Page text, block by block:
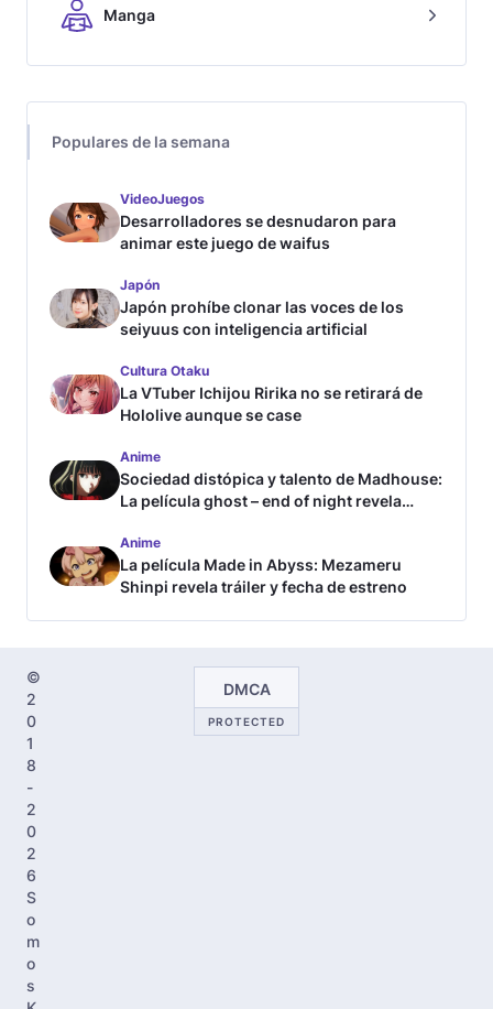
Manga
Populares de la semana
VideoJuegos
Desarrolladores se desnudaron para
animar este juego de waifus
Japón
Japón prohíbe clonar las voces de los
seiyuus con inteligencia artificial
Cultura Otaku
La VTuber Ichijou Ririka no se retirará de
Hololive aunque se case
Anime
Sociedad distópica y talento de Madhouse:
La película ghost – end of night revela
Anime
La película Made in Abyss: Mezameru
Shinpi revela tráiler y fecha de estreno
©
2
0
1
8
-
2
0
2
6
S
o
m
o
s
DMCA
PROTECTED